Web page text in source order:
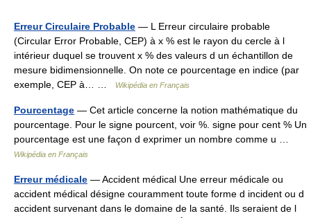
Erreur Circulaire Probable — L Erreur circulaire probable
(Circular Error Probable, CEP) à x % est le rayon du cercle à l
intérieur duquel se trouvent x % des valeurs d un échantillon de
mesure bidimensionnelle. On note ce pourcentage en indice (par
exemple, CEP à… …
Wikipédia en Français
Pourcentage — Cet article concerne la notion mathématique du
pourcentage. Pour le signe pourcent, voir %. signe pour cent % Un
pourcentage est une façon d exprimer un nombre comme u …
Wikipédia en Français
Erreur médicale — Accident médical Une erreur médicale ou
accident médical désigne couramment toute forme d incident ou d
accident survenant dans le domaine de la santé. Ils seraient de l